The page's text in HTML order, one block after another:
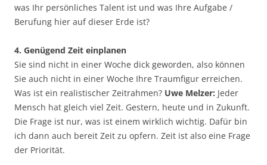
was Ihr persönliches Talent ist und was Ihre Aufgabe /
Berufung hier auf dieser Erde ist?
4. Genügend Zeit einplanen
Sie sind nicht in einer Woche dick geworden, also können
Sie auch nicht in einer Woche Ihre Traumfigur erreichen.
Was ist ein realistischer Zeitrahmen? Uwe Melzer: Jeder
Mensch hat gleich viel Zeit. Gestern, heute und in Zukunft.
Die Frage ist nur, was ist einem wirklich wichtig. Dafür bin
ich dann auch bereit Zeit zu opfern. Zeit ist also eine Frage
der Priorität.